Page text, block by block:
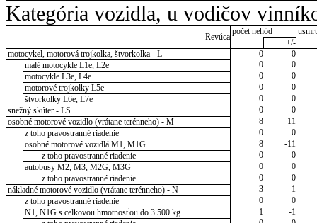
Kategória vozidla, u vodičov
Revúca
počet nehôd
+/-
motocykel, motorová trojkolka, štvorkolka - L
0
0
malé motocykle L1e, L2e
0
0
motocykle L3e, L4e
0
0
motorové trojkolky L5e
0
0
štvorkolky L6e, L7e
0
0
snežný skúter - LS
0
0
osobné motorové vozidlo (vrátane terénneho) - M
8
-11
z toho pravostranné riadenie
0
0
osobné motorové vozidlá M1, M1G
8
-11
z toho pravostranné riadenie
0
0
autobusy M2, M3, M2G, M3G
0
0
z toho pravostranné riadenie
0
0
nákladné motorové vozidlo (vrátane terénneho) - N
3
1
z toho pravostranné riadenie
0
0
N1, N1G s celkovou hmotnosťou do 3 500 kg
1
-1